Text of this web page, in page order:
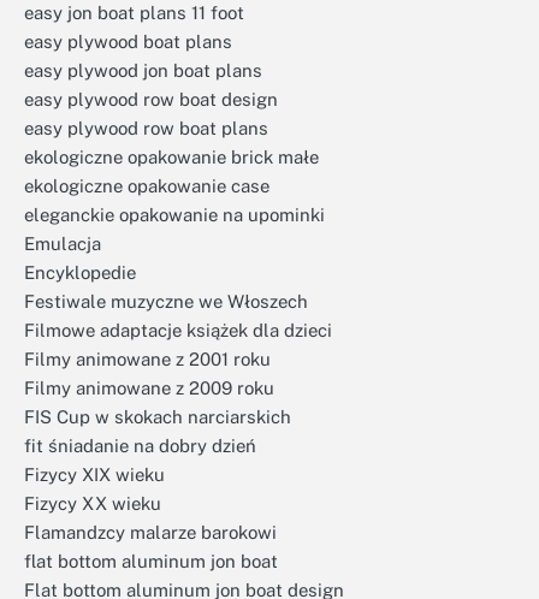
easy jon boat plans 11 foot
easy plywood boat plans
easy plywood jon boat plans
easy plywood row boat design
easy plywood row boat plans
ekologiczne opakowanie brick małe
ekologiczne opakowanie case
eleganckie opakowanie na upominki
Emulacja
Encyklopedie
Festiwale muzyczne we Włoszech
Filmowe adaptacje książek dla dzieci
Filmy animowane z 2001 roku
Filmy animowane z 2009 roku
FIS Cup w skokach narciarskich
fit śniadanie na dobry dzień
Fizycy XIX wieku
Fizycy XX wieku
Flamandzcy malarze barokowi
flat bottom aluminum jon boat
Flat bottom aluminum jon boat design